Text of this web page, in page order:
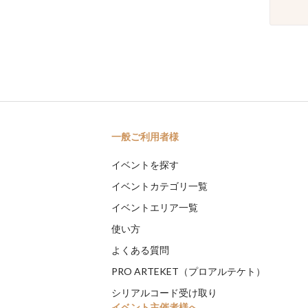
一般ご利用者様
イベントを探す
イベントカテゴリ一覧
イベントエリア一覧
使い方
よくある質問
PRO ARTEKET（プロアルテケト）
シリアルコード受け取り